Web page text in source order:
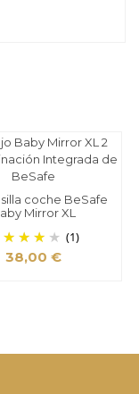
coche BeSafe
Mirror XL
(1)
38,00 €